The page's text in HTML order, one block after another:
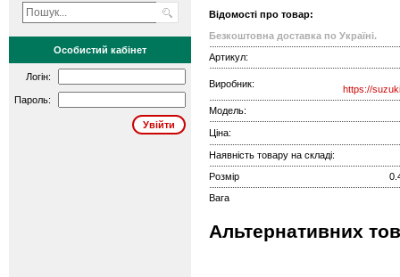
Особистий кабінет
Логін:
Пароль:
Відомості про товар:
Безкоштовна доставка по Україні.
Артикул:
Виробник:
https://
Модель:
Ціна:
Наявність товару на складі:
Розмір
Вага
Альтернативних